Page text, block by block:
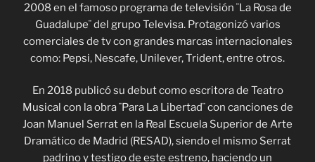
2008 en el famoso programa de televisión ¨La Rosa de
Guadalupe¨ del grupo Televisa. Protagonizó varios
comerciales de tv con grandes marcas internacionales
como: Pepsi, Nescafe, Unilever, Trident, entre otros.
En 2018 publicó su debut como escritora de Teatro
Musical con la obra ¨Para La Libertad¨ con canciones de
Joan Manuel Serrat en la Real Escuela Superior de Arte
Dramático de Madrid (RESAD), siendo el mismo Serrat
padrino y testigo de este estreno, haciendo un